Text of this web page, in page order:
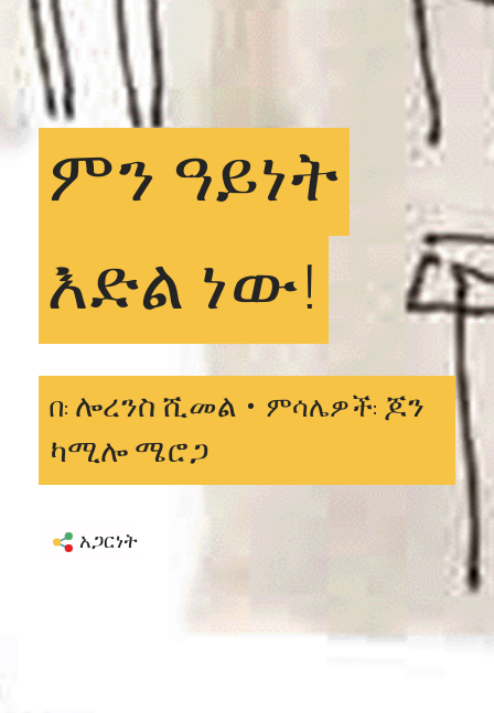
ምን ዓይነት
እድል ነው!
በ: ሎረንስ ሺመል • ምሳሌዎች: ጆን
ካሚሎ ሜሮጋ
አጋርነት